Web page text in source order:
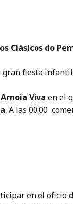
Clásicos do
gran fiesta
Viva en el
. A las 00.00
en el oficio